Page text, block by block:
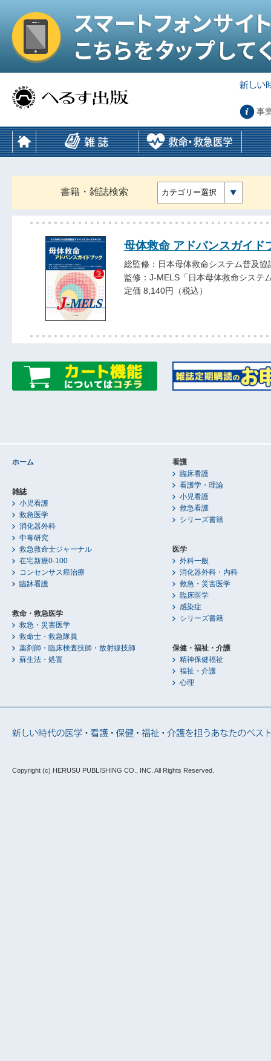
事
書籍・雑誌検索 カテゴリー選択
母体救命 アドバンスガイド
総監修：日本母体救命システム普及
監修：J-MELS「日本母体救命システ
定価 8,140円（税込）
ホーム
雑誌
小児看護
救急医学
消化器外科
中毒研究
救急救命士ジャーナル
在宅新療0-100
コンセンサス癌治療
臨牀看護
救命・救急医学
救急・災害医学
救命士・救急隊員
薬剤師・臨床検査技師・放射線技師
蘇生法・処置
看護
臨床看護
看護学・理論
小児看護
救急看護
シリーズ書籍
医学
外科一般
消化器外科・内科
救急・災害医学
臨床医学
感染症
シリーズ書籍
保健・福祉・介護
精神保健福祉
福祉・介護
心理
Copyright (c) HERUSU PUBLISHING CO., INC. All Rights Reserved.